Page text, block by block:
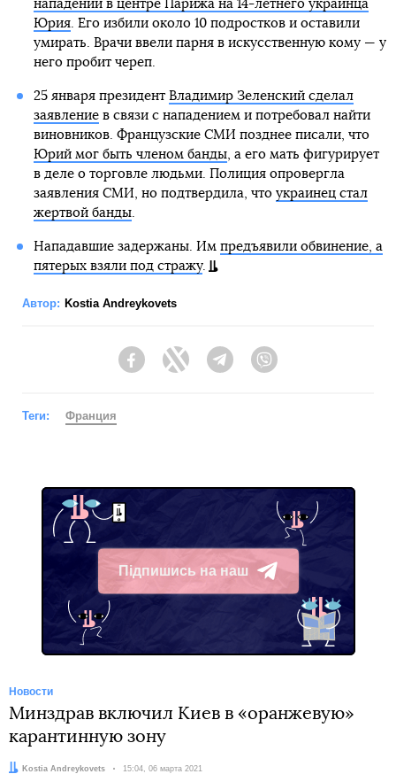
нападении в центре Парижа на 14-летнего украинца
Юрия. Его избили около 10 подростков и оставили
умирать. Врачи ввели парня в искусственную кому — у
него пробит череп.
25 января президент Владимир Зеленский сделал
заявлениев связи с нападением и потребовал найти
виновников. Французские СМИ позднее писали, что
Юрий мог быть членом банды, а его мать фигурирует
в деле о торговле людьми. Полиция опровергла
заявления СМИ, но подтвердила, что украинец стал
жертвой банды.
Нападавшие задержаны. Им предъявили обвинение, а
пятерых взяли под стражу.
Автор: Kostia Andreykovets
FacebookTwitter Telegram
Теги: Франция
Підпишись на наш
Telegram
Новости
Минздрав включил Киев в «оранжевую»
карантинную зону
Автор:Kostia Andreykovets Дата:
15:04, 06 марта 2021